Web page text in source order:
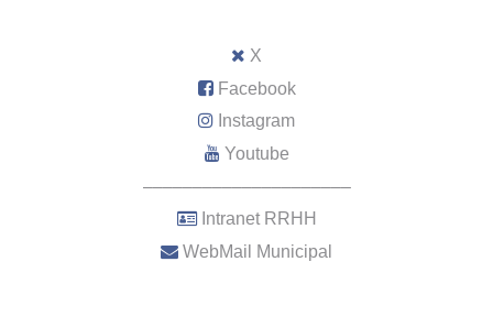
X
Facebook
Instagram
Youtube
–––––––––––––––––––––
Intranet RRHH
WebMail Municipal